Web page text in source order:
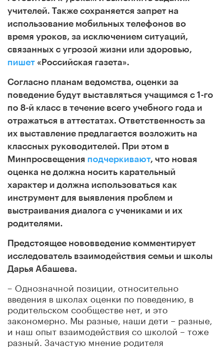
учителей. Также сохраняется запрет на
использование мобильных телефонов во
время уроков, за исключением ситуаций,
связанных с угрозой жизни или здоровью,
пишет «Российская газета».
Согласно планам ведомства, оценки за
поведение будут выставляться учащимся с 1-го
по 8-й класс в течение всего учебного года и
отражаться в аттестатах. Ответственность за
их выставление предлагается возложить на
классных руководителей. При этом в
Минпросвещения подчеркивают, что новая
оценка не должна носить карательный
характер и должна использоваться как
инструмент для выявления проблем и
выстраивания диалога с учениками и их
родителями.
Предстоящее нововведение комментирует
исследователь взаимодействия семьи и школы
Дарья Абашева.
– Однозначной позиции, относительно
введения в школах оценки по поведению, в
родительском сообществе нет, и это
закономерно. Мы разные, наши дети – разные,
и наш опыт взаимодействия со школой – тоже
разный. Зачастую мнение родителя